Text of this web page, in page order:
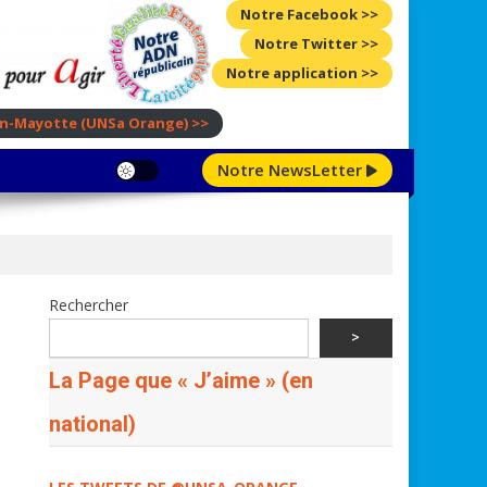
Notre Facebook >>
Notre Twitter >>
Notre application >>
Mayotte (UNSa Orange) >>
Notre NewsLetter
Rechercher
>
La Page que « J’aime » (en
national)